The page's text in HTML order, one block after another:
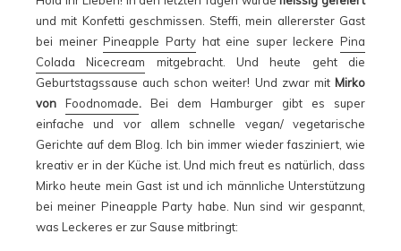
und mit Konfetti geschmissen. Steffi, mein allererster Gast
bei meinerPineapple Partyhat eine super leckere Pina
Colada Nicecream mitgebracht. Und heute geht die
Geburtstagssause auch schon weiter! Und zwar mit Mirko
von Foodnomade. Bei dem Hamburger gibt es super
einfache und vor allem schnelle vegan/ vegetarische
Gerichte auf dem Blog. Ich bin immer wieder fasziniert, wie
kreativ er in der Küche ist. Und mich freut es natürlich, dass
Mirko heute mein Gast ist und ich männliche Unterstützung
bei meiner Pineapple Party habe. Nun sind wir gespannt,
was Leckeres er zur Sause mitbringt: